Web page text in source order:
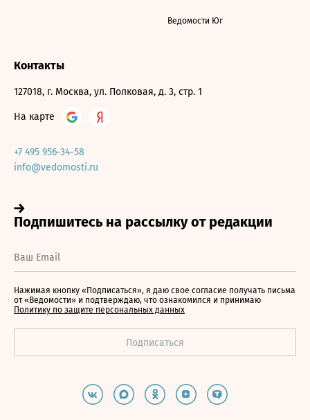
Ведомости Юг
Контакты
127018, г. Москва, ул. Полковая, д. 3, стр. 1
На карте
+7 495 956-34-58
info@vedomosti.ru
Нажимая кнопку «Подписаться», я даю свое согласие получать письма
от «Ведомости» и подтверждаю, что ознакомился и принимаю
Политику по защите персональных данных